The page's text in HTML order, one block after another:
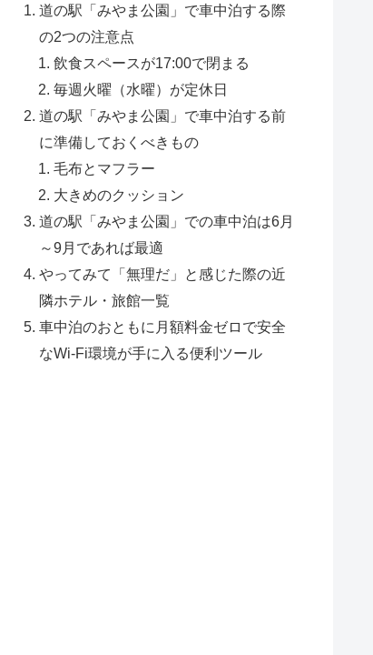
道の駅「みやま公園」で車中泊する際
の2つの注意点
飲食スペースが17:00で閉まる
毎週火曜（水曜）が定休日
道の駅「みやま公園」で車中泊する前
に準備しておくべきもの
毛布とマフラー
大きめのクッション
道の駅「みやま公園」での車中泊は6月
～9月であれば最適
やってみて「無理だ」と感じた際の近
隣ホテル・旅館一覧
車中泊のおともに月額料金ゼロで安全
なWi-Fi環境が手に入る便利ツール